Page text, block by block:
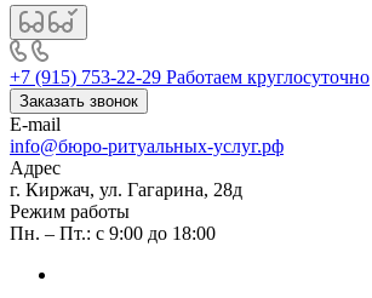
+7 (915) 753-22-29 Работаем круглосуточно
Заказать звонок
E-mail
info@бюро-ритуальных-услуг.рф
Адрес
г. Киржач, ул. Гагарина, 28д
Режим работы
Пн. – Пт.: с 9:00 до 18:00